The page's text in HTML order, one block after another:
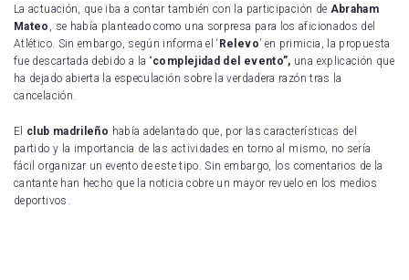
La actuación, que iba a contar también con la participación de Abraham
Mateo , se había planteado como una sorpresa para los aficionados del
Atlético. Sin embargo, según informa el ‘ Relevo’ en primicia, la propuesta
fue descartada debido a la “complejidad del evento”, una explicación que
ha dejado abierta la especulación sobre la verdadera razón tras la
cancelación.
El club madrileño había adelantado que, por las características del
partido y la importancia de las actividades en torno al mismo, no sería
fácil organizar un evento de este tipo. Sin embargo, los comentarios de la
cantante han hecho que la noticia cobre un mayor revuelo en los medios
deportivos.